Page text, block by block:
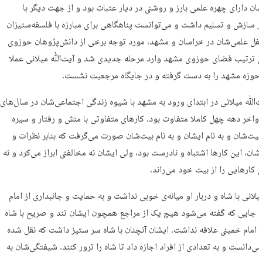
دارای چهره‌ علمی بارز و روشنی در دیار عتبات بود و از جهت دیگر با
و تسلیم داشت و می‌توانست پناهگاهی برای مبارزه با فلسفه‌ستیزان
علمی‌شان در خراسان و مشهد، مورد توجه برخی از دانش‌پژوهان حوزوی
ترتیب فضای حوزوی مشهد وارد مرحله‌ جدیدی شد و آیت‌ﷲ میلانی عملا
مشهد را به دست گرفته و در جایگاه مرجعیت نشست.
میلانی در ابتدای ورود به مشهد با شیوه زندگی اجتماعی‌شان در سال‌های
دهه چهل کاملا متفاوت بود. کارهای متفاوتی با منش و رفتار و سیره
و به نام ایشان و به نام بیت‌شان صورت می‌گرفت که بنابر نظرات و
این کارها اشتباه و نادرست بود، ولی ایشان نه مخالفتی ابراز می‌کرد و نه
کارهایی را از بیت خود می‌راند.
با شاه و دربار او میانه‌ی خوبی نداشت و به حمایت و جانبداری از امام
جایی که گفته می‌شود هیچ یک از مراجع همچون ایشان تند و صریح با شاه
خمینی علاقه نداشت. ایشان آنچنان با شاه سر ستیز داشت که نقل شده
و به تعدادی از افراد اجازه داد تا شاه را ترور کنند. شیفتگی‌شان به